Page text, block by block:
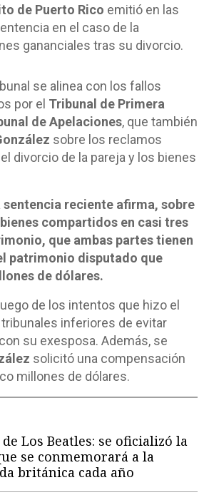
de Puerto Rico emitió en las
en el caso de la
gananciales tras su divorcio.
se alinea con los fallos
por el Tribunal de Primera
de Apelaciones, que también
sobre los reclamos
divorcio de la pareja y los bienes
sentencia reciente afirma, sobre
compartidos en casi tres
que ambas partes tienen
patrimonio disputado que
de dólares.
de los intentos que hizo el
inferiores de evitar
su exesposa. Además, se
solicitó una compensación
millones de dólares.
Los Beatles: se oficializó la
se conmemorará a la
británica cada año